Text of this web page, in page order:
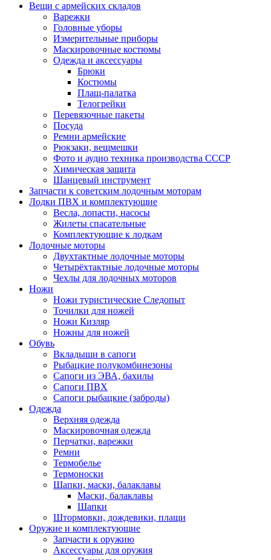
Вещи с армейских складов
Варежки
Головные уборы
Измерительные приборы
Маскировочные костюмы
Одежда и аксессуары
Брюки
Костюмы
Плащ-палатка
Телогрейки
Перевязочные пакеты
Посуда
Ремни армейские
Рюкзаки, вещмешки
Фото и аудио техника производства СССР
Химическая защита
Шанцевый инструмент
Запчасти к советским лодочным моторам
Лодки ПВХ и комплектующие
Весла, лопасти, насосы
Жилеты спасательные
Комплектующие к лодкам
Лодочные моторы
Двухтактные лодочные моторы
Четырёхтактные лодочные моторы
Чехлы для лодочных моторов
Ножи
Ножи туристические Следопыт
Точилки для ножей
Ножи Кизляр
Ножны для ножей
Обувь
Вкладыши в сапоги
Рыбацкие полукомбинезоны
Сапоги из ЭВА, бахилы
Сапоги ПВХ
Сапоги рыбацкие (заброды)
Одежда
Верхняя одежда
Маскировочная одежда
Перчатки, варежки
Ремни
Термобелье
Термоноски
Шапки, маски, балаклавы
Маски, балаклавы
Шапки
Штормовки, дождевики, плащи
Оружие и комплектующие
Запчасти к оружию
Аксессуары для оружия